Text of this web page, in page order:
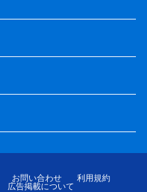
お問い合わせ
利用規約
広告掲載について